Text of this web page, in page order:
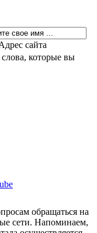
сайта
которые вы
обращаться на
сети. Напоминаем,